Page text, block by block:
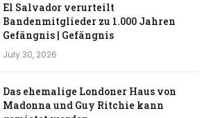
El Salvador verurteilt
Bandenmitglieder zu 1.000 Jahren
Gefängnis | Gefängnis
July 30, 2026
Das ehemalige Londoner Haus von
Madonna und Guy Ritchie kann